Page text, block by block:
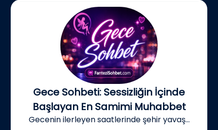
Gece Sohbeti: Sessizliğin İçinde
Başlayan En Samimi Muhabbet
Gecenin ilerleyen saatlerinde şehir yavaş...